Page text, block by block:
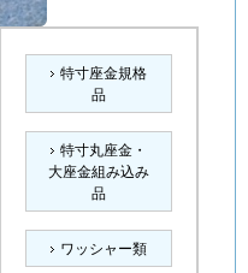
特寸座金規格
品
特寸丸座金・
大座金組み込み
品
ワッシャー類